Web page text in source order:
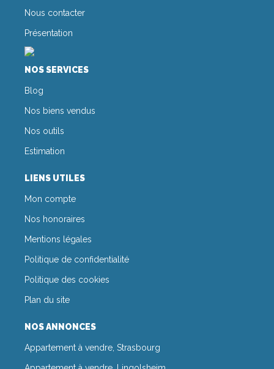
Nous contacter
Présentation
NOS SERVICES
Blog
Nos biens vendus
Nos outils
Estimation
LIENS UTILES
Mon compte
Nos honoraires
Mentions légales
Politique de confidentialité
Politique des cookies
Plan du site
NOS ANNONCES
Appartement à vendre, Strasbourg